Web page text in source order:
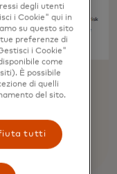
degli utenti
i Cookie" qui in
su questo sito
preferenze di
i Cookie"
come
È possibile
di quelli
del sito.
tutti